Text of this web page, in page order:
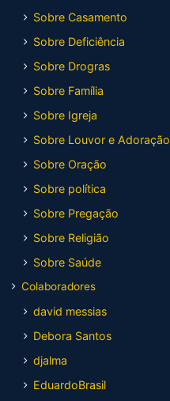
Sobre Casamento
Sobre Deficiência
Sobre Drogras
Sobre Família
Sobre Igreja
Sobre Louvor e Adoração
Sobre Oração
Sobre política
Sobre Pregação
Sobre Religião
Sobre Saúde
Colaboradores
david messias
Debora Santos
djalma
EduardoBrasil